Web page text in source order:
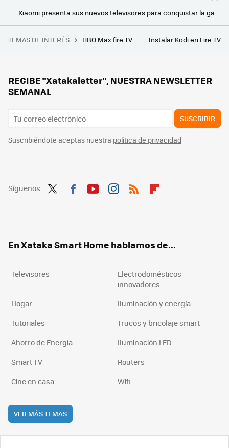
Esta app mejora el rendimiento de tu televisor Android TV: así la he usado para ganar fluidez en el sistema
SpaceX ha dejado pasmados a sus competidores: la primera Starship exitosa aterrizó con una precisión de medio centímetro
TEMAS DE INTERÉS HBO Max fire TV Instalar Kodi en Fire TV
RECIBE "Xatakaletter", NUESTRA NEWSLETTER
SEMANAL
SUSCRIBIR
Suscribiéndote aceptas nuestra política de privacidad
Síguenos
En Xataka Smart Home hablamos de...
Televisores
Electrodomésticos
innovadores
Hogar
Iluminación y energía
Tutoriales
Trucos y bricolaje smart
Ahorro de Energía
Iluminación LED
Smart TV
Routers
Cine en casa
Wifi
VER MÁS TEMAS